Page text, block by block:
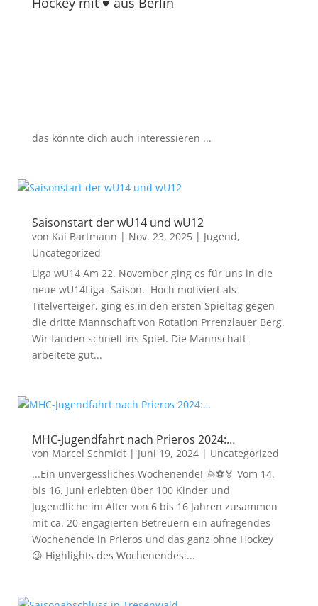
das könnte dich auch interessieren ...
Saisonstart der wU14 und wU12
von Kai Bartmann | Nov. 23, 2025| Jugend,
Uncategorized
Liga wU14 Am 22. November ging es für uns in die
neue wU14Liga- Saison. Hoch motiviert als
Titelverteiger, ging es in den ersten Spieltag gegen
die dritte Mannschaft von Rotation Prrenzlauer Berg.
Wir fanden schnell ins Spiel. Die Mannschaft
arbeitete gut...
MHC-Jugendfahrt nach Prieros 2024:…
von Marcel Schmidt| Juni 19, 2024| Uncategorized
...Ein unvergessliches Wochenende! 🌞⚽🏅 Vom 14.
bis 16. Juni erlebten über 100 Kinder und
Jugendliche im Alter von 6 bis 16 Jahren zusammen
mit ca. 20 engagierten Betreuern ein aufregendes
Wochenende in Prieros und das ganz ohne Hockey
😉 Highlights des Wochenendes:...